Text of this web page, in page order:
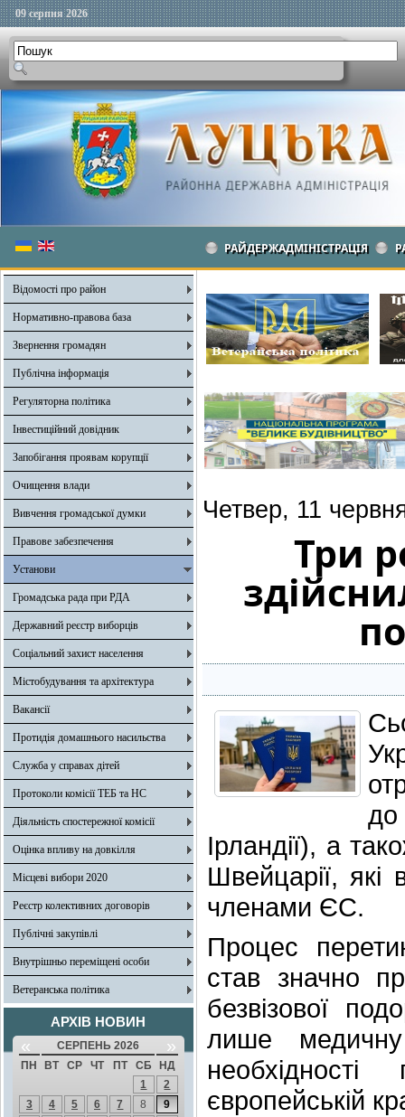
09 серпня 2026
РАЙДЕРЖАДМІНІСТРАЦІЯ
Відомості про район
Нормативно-правова база
Звернення громадян
Публічна інформація
Регуляторна політика
Інвестиційний довідник
Запобігання проявам корупції
Очищення влади
Вивчення громадської думки
Правове забезпечення
Установи
Громадська рада при РДА
Державний реєстр виборців
Соціальний захист населення
Містобудування та архітектура
Вакансії
Протидія домашнього насильства
Служба у справах дітей
Протоколи комісії ТЕБ та НС
Діяльність спостережної комісії
Оцінка впливу на довкілля
Місцеві вибори 2020
Реєстр колективних договорів
Публічні закупівлі
Внутрішньо переміщені особи
Ветеранська політика
АРХІВ НОВИН
« СЕРПЕНЬ 2026 »
ПН ВТ СР ЧТ ПТ СБ
НД
1
2
3
4 5 6 7 8
9
Четвер, 11
Три
Ірландії), а
Швейцарії,
членами ЄС.
Процес
став значно
безвізової
лише
європейській